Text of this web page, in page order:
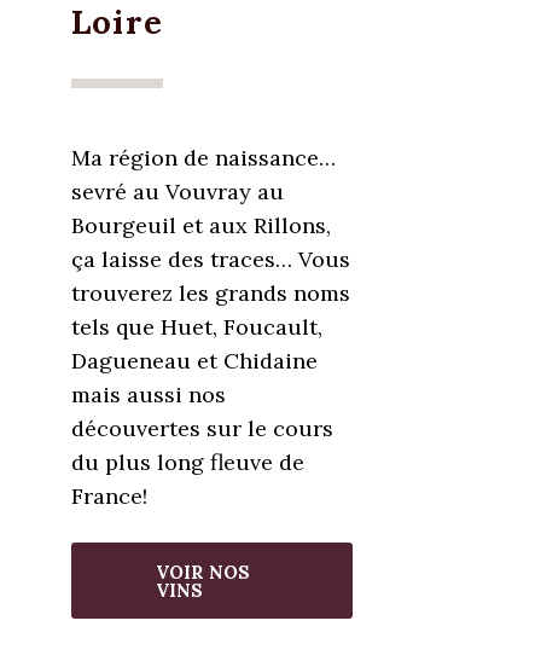
Loire
Ma région de naissance…
sevré au Vouvray au
Bourgeuil et aux Rillons,
ça laisse des traces… Vous
trouverez les grands noms
tels que Huet, Foucault,
Dagueneau et Chidaine
mais aussi nos
découvertes sur le cours
du plus long fleuve de
France!
VOIR NOS
VINS